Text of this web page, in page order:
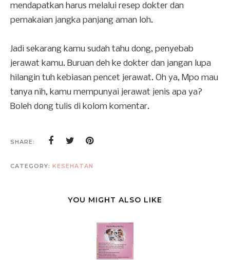
mendapatkan harus melalui resep dokter dan
pemakaian jangka panjang aman loh.
Jadi sekarang kamu sudah tahu dong, penyebab
jerawat kamu. Buruan deh ke dokter dan jangan lupa
hilangin tuh kebiasan pencet jerawat. Oh ya, Mpo mau
tanya nih, kamu mempunyai jerawat jenis apa ya?
Boleh dong tulis di kolom komentar.
SHARE:
CATEGORY: KESEHATAN
YOU MIGHT ALSO LIKE